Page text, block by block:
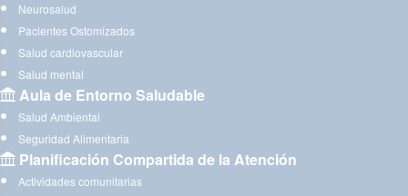
Neurosalud
Pacientes Ostomizados
Salud cardiovascular
Salud mental
Aula de Entorno Saludable
Salud Ambiental
Seguridad Alimentaria
Planificación Compartida de la Atención
Actividades comunitarias